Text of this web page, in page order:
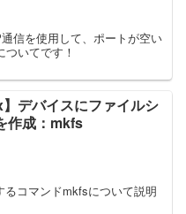
信を使用して、ポートが空い
いてです！
】デバイスにファイルシ
作成：mkfs
コマンドmkfsについて説明